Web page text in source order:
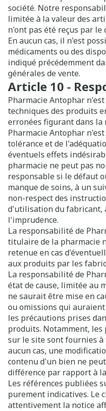
société. Notre
limitée à la valeur des
n'ont pas été reçus par le
En aucun cas, il n'est
médicaments ou des
indiqué précédemment
générales de vente.
Article 10 -
Pharmacie Antophar
techniques des produits
erronées figurant dans la
Pharmacie Antophar
tolérance et de
éventuels effets
pharmacie ne peut pas
responsable si le défaut
manque de soins, à un
non-respect des
d'utilisation du fabricant,
l'imprudence.
La responsabilité de
titulaire de la pharmacie
retenue en cas
aux produits par les
La responsabilité de
état de cause, limitée au
ne saurait être mise en
ou omissions qui
les précautions prises
produits. Notamment,
sur le site sont fournies
aucun cas, une
contenu d'un bien ne
différence par rapport à
Les références publiées
purement indicatives. Le
attentivement la notice